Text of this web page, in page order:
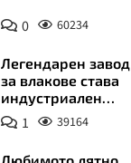
0 60234
Легендарен завод
за влакове става
индустриален
лъв. Златни
инвестиции в
1 39164